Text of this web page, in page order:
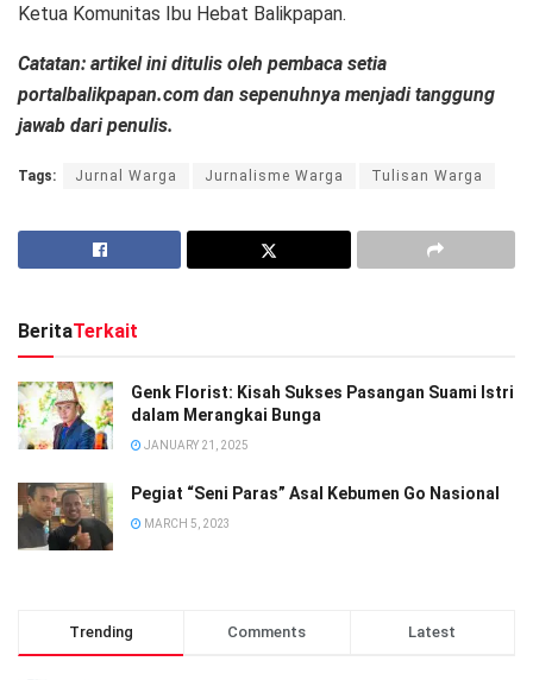
Ketua Komunitas Ibu Hebat Balikpapan.
Catatan: artikel ini ditulis oleh pembaca setia
portalbalikpapan.com dan sepenuhnya menjadi tanggung
jawab dari penulis.
Tags: Jurnal Warga Jurnalisme Warga Tulisan Warga
BeritaTerkait
Genk Florist: Kisah Sukses Pasangan Suami Istri
dalam Merangkai Bunga
JANUARY 21, 2025
Pegiat “Seni Paras” Asal Kebumen Go Nasional
MARCH 5, 2023
Trending Comments Latest